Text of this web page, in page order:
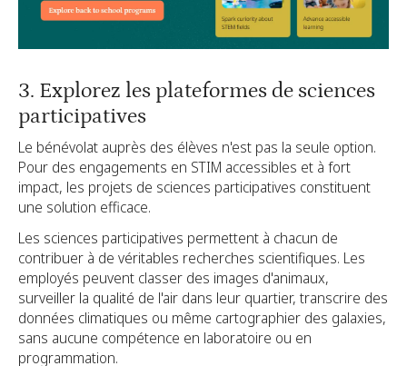
3. Explorez les plateformes de sciences
participatives
Le bénévolat auprès des élèves n'est pas la seule option.
Pour des engagements en STIM accessibles et à fort
impact, les projets de sciences participatives constituent
une solution efficace.
Les sciences participatives permettent à chacun de
contribuer à de véritables recherches scientifiques. Les
employés peuvent classer des images d'animaux,
surveiller la qualité de l'air dans leur quartier, transcrire des
données climatiques ou même cartographier des galaxies,
sans aucune compétence en laboratoire ou en
programmation.